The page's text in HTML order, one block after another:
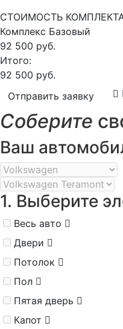
СТОИМОСТЬ
Комплекс Базовый
92 500 руб.
Итого:
92 500 руб.
Отправить заявку
Соберите
Ваш
1. Выберите
Весь авто
Двери
Потолок
Пол
Пятая дверь
Капот